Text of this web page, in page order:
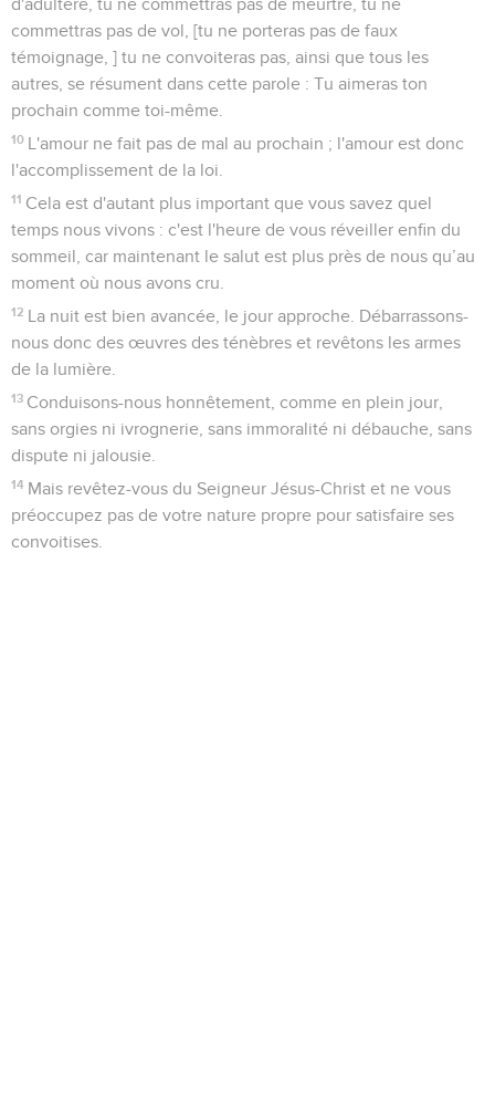
d'adultère, tu ne commettras pas de meurtre, tu ne
commettras pas de vol, [tu ne porteras pas de faux
témoignage, ] tu ne convoiteras pas, ainsi que tous les
autres, se résument dans cette parole : Tu aimeras ton
prochain comme toi-même.
10 L'amour ne fait pas de mal au prochain ; l'amour est donc
l'accomplissement de la loi.
11 Cela est d'autant plus important que vous savez quel
temps nous vivons : c'est l'heure de vous réveiller enfin du
sommeil, car maintenant le salut est plus près de nous qu’au
moment où nous avons cru.
12 La nuit est bien avancée, le jour approche. Débarrassons-
nous donc des œuvres des ténèbres et revêtons les armes
de la lumière.
13 Conduisons-nous honnêtement, comme en plein jour,
sans orgies ni ivrognerie, sans immoralité ni débauche, sans
dispute ni jalousie.
14 Mais revêtez-vous du Seigneur Jésus-Christ et ne vous
préoccupez pas de votre nature propre pour satisfaire ses
convoitises.